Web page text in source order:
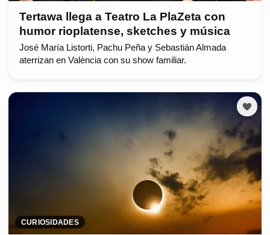
Tertawa llega a Teatro La PlaZeta con
humor rioplatense, sketches y música
José María Listorti, Pachu Peña y Sebastián Almada
aterrizan en València con su show familiar.
CURIOSIDADES